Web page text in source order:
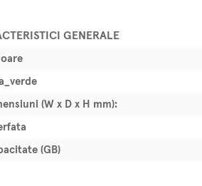
GENERALE
(W x D x H mm):
(GB)